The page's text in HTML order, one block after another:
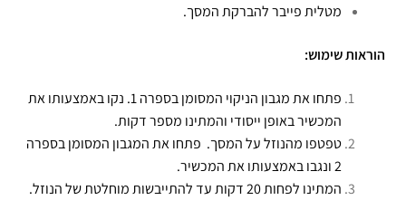
מטלית פייבר להברקת המסך.
הוראות שימוש:
פתחו את מגבון הניקוי המסומן בספרה 1. נקו באמצעותו את
המכשיר באופן ייסודי והמתינו מספר דקות.
טפטפו מהנוזל על המסך. פתחו את המגבון המסומן בספרה
2 ונגבו באמצעותו את המכשיר.
המתינו לפחות 20 דקות עד להתייבשות מוחלטת של הנוזל.